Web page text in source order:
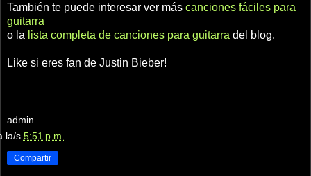
También te puede interesar ver más canciones fáciles para
guitarra
o la lista completa de canciones para guitarra del blog.
Like si eres fan de Justin Bieber!
admin
la/s 5:51 p.m.
Compartir